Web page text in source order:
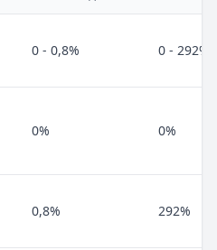
0 - 0,8% 0 - 292%
0% 0%
0,8% 292%